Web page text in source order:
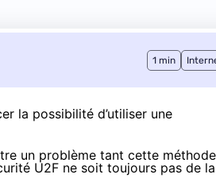
1 min
la possibilité d’utiliser une
un problème tant cette méthode
U2F ne soit toujours pas de la